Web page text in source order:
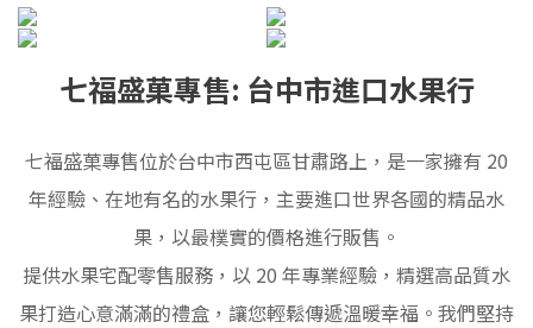
七福盛菓專售: 台中市進口水果行
七福盛菓專售位於台中市西屯區甘肅路上，是一家擁有 20
年經驗、在地有名的水果行，主要進口世界各國的精品水
果，以最樸實的價格進行販售。
提供水果宅配零售服務，以 20 年專業經驗，精選高品質水
果打造心意滿滿的禮盒，讓您輕鬆傳遞溫暖幸福。我們堅持